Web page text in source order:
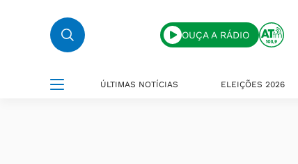
OUÇA A RÁDIO
ÚLTIMAS NOTÍCIAS ELEIÇÕES 2026